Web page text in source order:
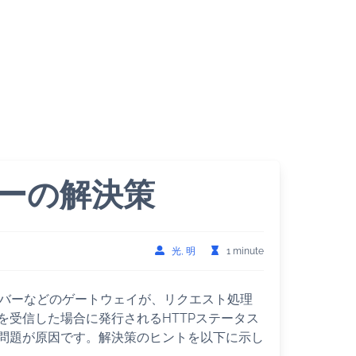
の解決策
光, 明 1 minute
ーなどのゲートウェイが、リクエスト処理
受信した場合に発行されるHTTPステータス
題が原因です。解決策のヒントを以下に示し